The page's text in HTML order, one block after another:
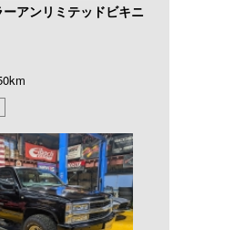
アンリミテッドビキニ